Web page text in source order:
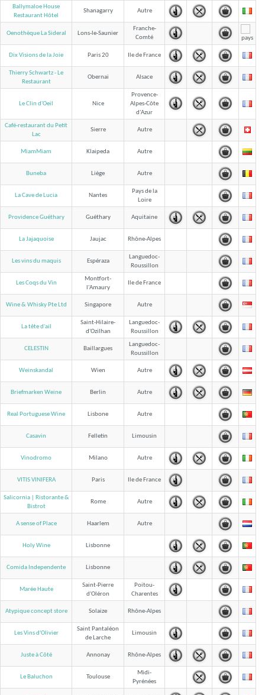
Ballymaloe House
Restaurant Hôtel
Shanagarry Autre
Oenothèque La Sideral Lons-le-Saunier
Franche-
Comté
Dix Visions de la Joie Paris 20 Ile de France
Thierry Schwartz - Le
Restaurant
Obernai Alsace
Le Clin d'Oeil Nice
Provence-
Alpes-Côte
d'Azur
Café-restaurant du Petit
Lac
Sierre Autre
MiamMiam Klaipeda Autre
Buneba Liège Autre
La Cave de Lucia Nantes
Pays de la
Loire
Providence Guéthary Guéthary Aquitaine
La Jajaquoise Jaujac Rhône-Alpes
Les vins du maquis Espéraza
Languedoc-
Roussillon
Les Coqs du Vin
Montfort-
l'Amaury
Ile de France
Wine & Whisky Pte Ltd Singapore Autre
La tête d'ail
Saint-Hilaire-
d'Ozilhan
Languedoc-
Roussillon
CELESTIN Baillargues
Languedoc-
Roussillon
Weinskandal Wien Autre
Briefmarken Weine Berlin Autre
Real Portuguese Wine Lisbone Autre
Casavin Felletin Limousin
Vinodromo Milano Autre
VITIS VINIFERA Paris Ile de France
Salicornia | Ristorante &
Bistrot
Rome Autre
A sense of Place Haarlem Autre
Holy Wine Lisbonne
Comida Independente Lisbonne
Marée Haute
Saint-Pierre
d'Oléron
Poitou-
Charentes
Atypique concept store Solaize Rhône-Alpes
Les Vins d'Olivier
Saint Pantaléon
de Larche
Limousin
Juste à Côté Annonay Rhône-Alpes
Le Baluchon Toulouse
Midi-
Pyrénées